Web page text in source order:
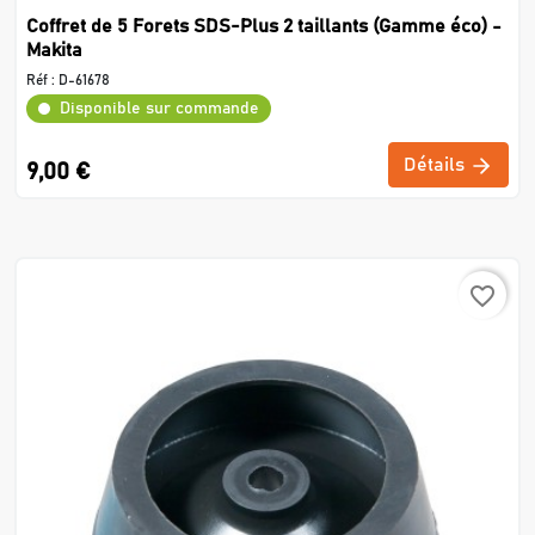
Coffret de 5 Forets SDS-Plus 2 taillants (Gamme éco) -
Makita
Réf : D-61678
Disponible sur commande
9,00 € Détails
favorite_border